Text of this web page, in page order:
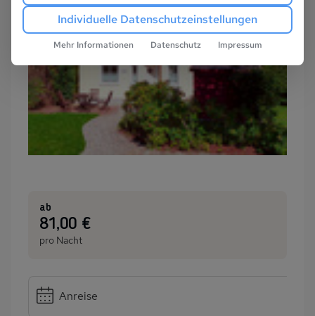
ab
:81,00 €
pro Nacht
Anreise
Individuelle Datenschutzeinstellungen
Mehr Informationen Datenschutz Impressum